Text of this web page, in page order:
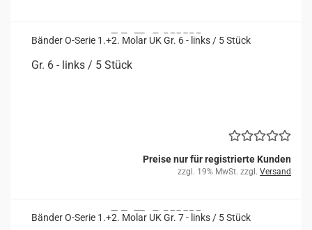
Bän­der O-​Serie 1.+2. Molar UK Gr. 6 - links / 5 Stück
Gr. 6 - links / 5 Stück
Preise nur für registrierte Kunden
zzgl. 19% MwSt. zzgl. Versand
Bän­der O-​Serie 1.+2. Molar UK Gr. 7 - links / 5 Stück